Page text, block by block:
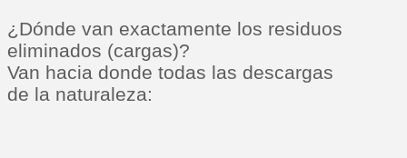
¿Dónde van exactamente los residuos
eliminados (cargas)?
Van hacia donde todas las descargas
de la naturaleza: